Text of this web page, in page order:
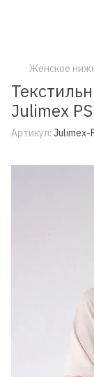
Женское
Julimex
Артикул: Julimex-